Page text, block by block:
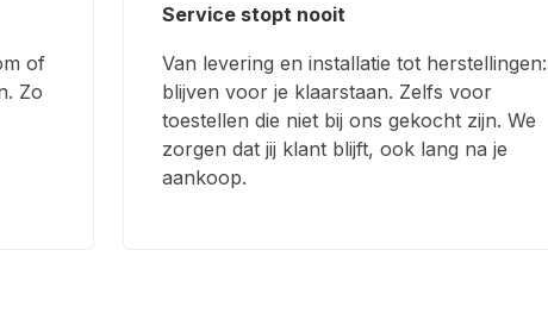
of
Zo
Service stopt nooit
Van levering en installatie tot
blijven voor je klaarstaan. Zelfs voor
toestellen die niet bij ons gekocht zijn. We
zorgen dat jij klant blijft, ook lang na je
aankoop.